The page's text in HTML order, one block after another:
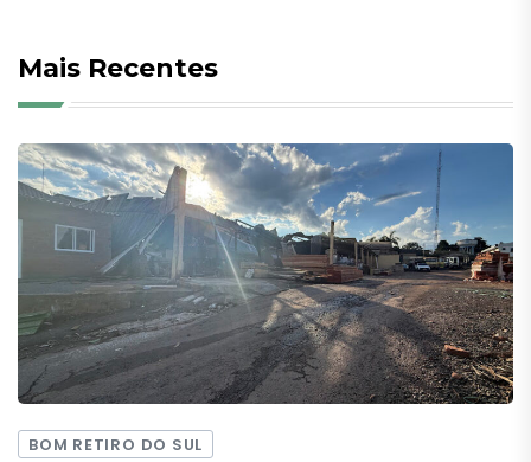
Mais Recentes
BOM RETIRO DO SUL